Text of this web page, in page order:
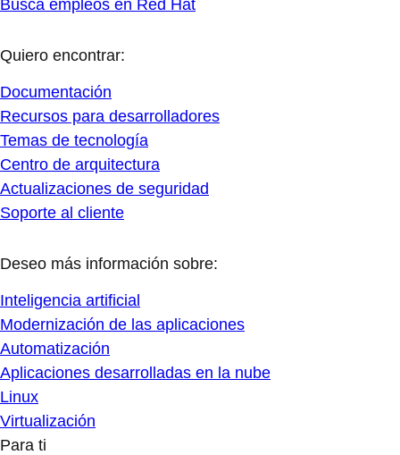
Busca empleos en Red Hat
Quiero encontrar:
Documentación
Recursos para desarrolladores
Temas de tecnología
Centro de arquitectura
Actualizaciones de seguridad
Soporte al cliente
Deseo más información sobre:
Inteligencia artificial
Modernización de las aplicaciones
Automatización
Aplicaciones desarrolladas en la nube
Linux
Virtualización
Para ti